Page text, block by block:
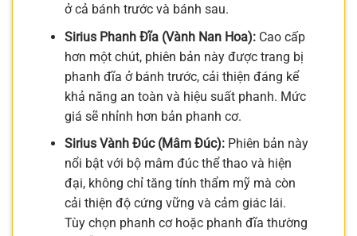
ở cả bánh trước và bánh sau.
Sirius Phanh Đĩa (Vành Nan Hoa):Cao cấp
hơn một chút, phiên bản này được trang bị
phanh đĩa ở bánh trước, cải thiện đáng kể
khả năng an toàn và hiệu suất phanh. Mức
giá sẽ nhỉnh hơn bản phanh cơ.
Sirius Vành Đúc (Mâm Đúc):Phiên bản này
nổi bật với bộ mâm đúc thể thao và hiện
đại, không chỉ tăng tính thẩm mỹ mà còn
cải thiện độ cứng vững và cảm giác lái.
Tùy chọn phanh cơ hoặc phanh đĩa thường